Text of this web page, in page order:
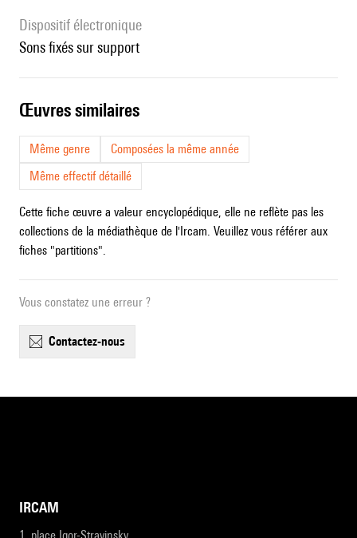
Dispositif électronique
sons fixés sur support
œuvres similaires
Même genre
Composées la même année
Même effectif détaillé
Cette fiche œuvre a valeur encyclopédique, elle ne reflète pas les
collections de la médiathèque de l'Ircam. Veuillez vous référer aux
fiches "partitions".
Vous constatez une erreur ?
contactez-nous
IRCAM